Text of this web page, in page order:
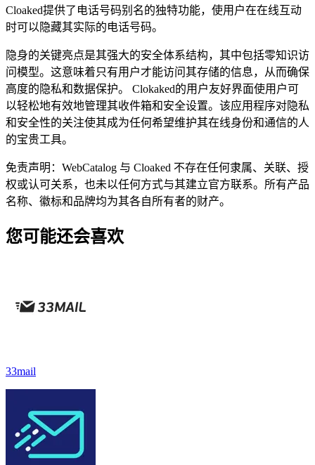
Cloaked提供了电话号码别名的独特功能，使用户在在线互动
时可以隐藏其实际的电话号码。
隐身的关键亮点是其强大的安全体系结构，其中包括零知识访
问模型。这意味着只有用户才能访问其存储的信息，从而确保
高度的隐私和数据保护。 Clokaked的用户友好界面使用户可
以轻松地有效地管理其收件箱和安全设置。该应用程序对隐私
和安全性的关注使其成为任何希望维护其在线身份和通信的人
的宝贵工具。
免责声明：WebCatalog 与 Cloaked 不存在任何隶属、关联、授
权或认可关系，也未以任何方式与其建立官方联系。所有产品
名称、徽标和品牌均为其各自所有者的财产。
您可能还会喜欢
33mail